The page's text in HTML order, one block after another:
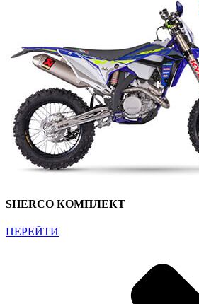
SHERCO КОМПЛЕКТ
ПЕРЕЙТИ